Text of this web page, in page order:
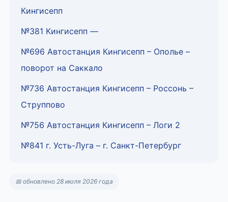
Кингисепп
№381 Кингисепп —
№696 Автостанция Кингисепп – Ополье –
поворот на Саккало
№736 Автостанция Кингисепп – Россонь –
Струппово
№756 Автостанция Кингисепп – Логи 2
№841 г. Усть-Луга – г. Санкт-Петербург
📅 обновлено 28 июля 2026 года